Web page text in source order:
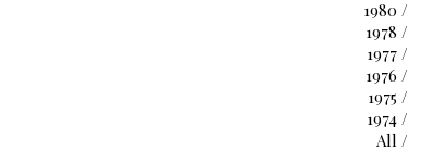
1980 /
1978 /
1977 /
1976 /
1975 /
1974 /
All /